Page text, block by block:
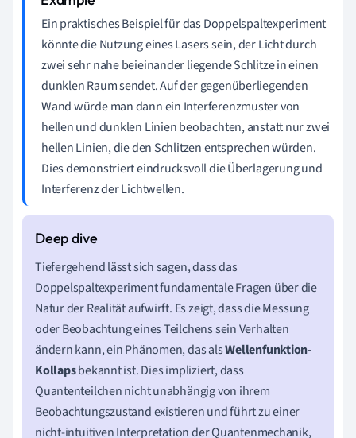
Ein praktisches Beispiel für das Doppelspaltexperiment
könnte die Nutzung eines Lasers sein, der Licht durch
zwei sehr nahe beieinander liegende Schlitze in einen
dunklen Raum sendet. Auf der gegenüberliegenden
Wand würde man dann ein Interferenzmuster von
hellen und dunklen Linien beobachten, anstatt nur zwei
hellen Linien, die den Schlitzen entsprechen würden.
Dies demonstriert eindrucksvoll die Überlagerung und
Interferenz der Lichtwellen.
Tiefergehend lässt sich sagen, dass das
Doppelspaltexperiment fundamentale Fragen über die
Natur der Realität aufwirft. Es zeigt, dass die Messung
oder Beobachtung eines Teilchens sein Verhalten
ändern kann, ein Phänomen, das alsWellenfunktion-
Kollapsbekannt ist. Dies impliziert, dass
Quantenteilchen nicht unabhängig von ihrem
Beobachtungszustand existieren und führt zu einer
nicht-intuitiven Interpretation der Quantenmechanik,